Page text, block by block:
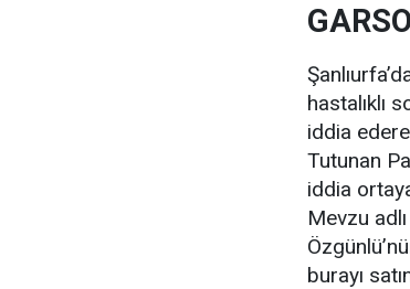
hastalıklı
iddia
Tutunan
iddia
Mevzu
burayı